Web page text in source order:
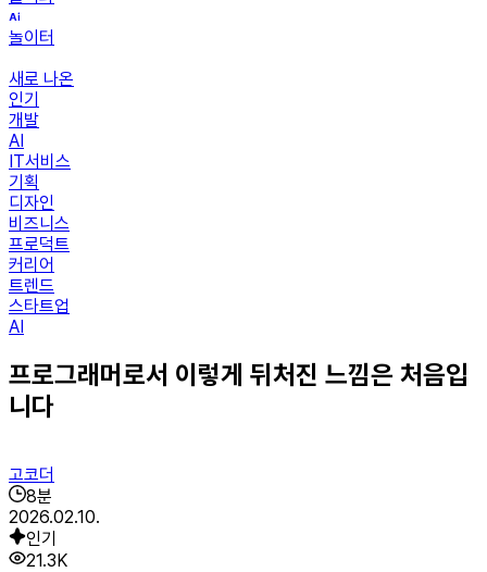
놀이터
새로 나온
인기
개발
AI
IT서비스
기획
디자인
비즈니스
프로덕트
커리어
트렌드
스타트업
AI
프로그래머로서 이렇게 뒤처진 느낌은 처음입
니다
고코더
8분
2026.02.10.
인기
21.3K